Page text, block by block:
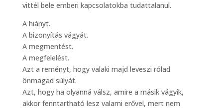
vittél bele emberi kapcsolatokba tudattalanul.
A hiányt.
A bizonyítás vágyát.
A megmentést.
A megfelelést.
Azt a reményt, hogy valaki majd leveszi rólad
önmagad súlyát.
Azt, hogy ha olyanná válsz, amire a másik vágyik,
akkor fenntartható lesz valami erővel, mert nem